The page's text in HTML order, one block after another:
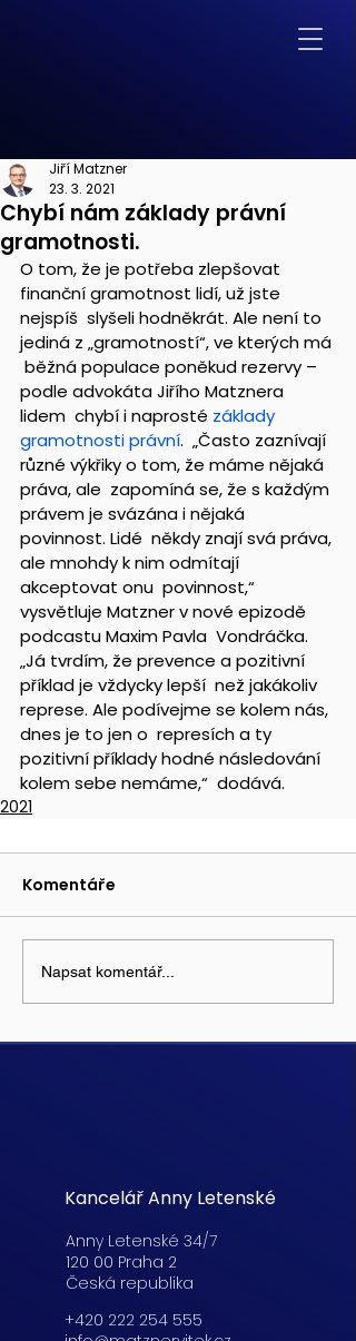
Chybí nám základy právní
gramotnosti.
Jiří Matzner
23. 3. 2021
O tom, že je potřeba zlepšovat
finanční gramotnost lidí, už jste
nejspíš  slyšeli hodněkrát. Ale není to
jediná z „gramotností“, ve kterých má
běžná populace poněkud rezervy –
podle advokáta Jiřího Matznera
lidem  chybí i naprosté základy
gramotnosti právní.  „Často zaznívají
různé výkřiky o tom, že máme nějaká
práva, ale  zapomíná se, že s každým
právem je svázána i nějaká
povinnost. Lidé  někdy znají svá práva,
ale mnohdy k nim odmítají
akceptovat onu  povinnost,“
vysvětluje Matzner v nové epizodě
podcastu Maxim Pavla  Vondráčka.
„Já tvrdím, že prevence a pozitivní
příklad je vždycky lepší  než jakákoliv
represe. Ale podívejme se kolem nás,
dnes je to jen o  represích a ty
pozitivní příklady hodné následování
kolem sebe nemáme,“  dodává.
2021
Komentáře
Napsat komentář...
Kancelář Anny Letenské
Anny Letenské 34/7
120 00 Praha 2
Česká republika
+420 222 254 555